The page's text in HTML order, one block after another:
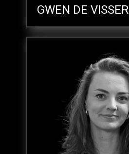
GWEN DE VISSER